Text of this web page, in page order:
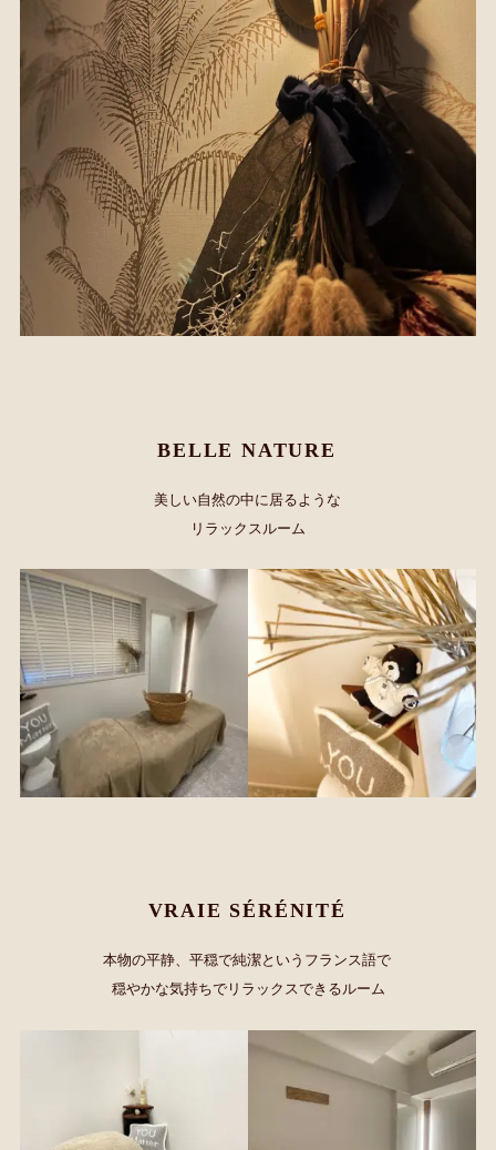
BELLE NATURE
美しい自然の中に居るような
リラックスルーム
VRAIE SÉRÉNITÉ
本物の平静、平穏で純潔というフランス語で
穏やかな気持ちでリラックスできるルーム